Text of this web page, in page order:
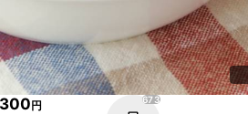
300円 673